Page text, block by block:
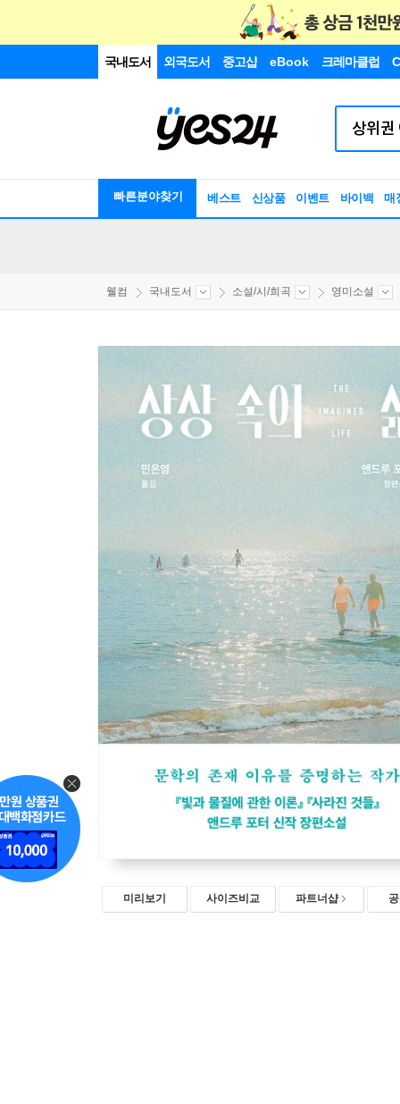
국내도서 외국도서 중고샵 eBook 크레마클럽
빠른분야찾기 베스트 신상품 이벤트 바이백 매
웰컴 국내도서 소설/시/희곡 영미소설
미리보기 사이즈비교 파트너샵